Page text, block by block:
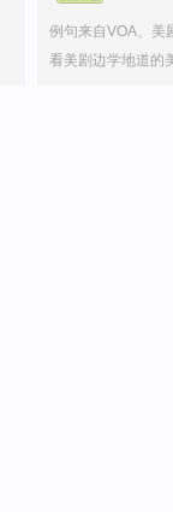
例句来自VOA、美
看美剧边学地道的